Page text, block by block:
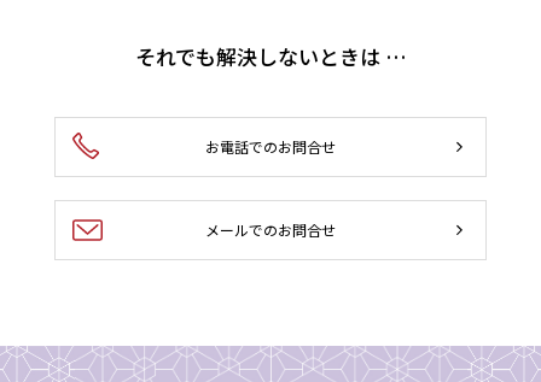
それでも解決しないときは …
お電話でのお問合せ
メールでのお問合せ